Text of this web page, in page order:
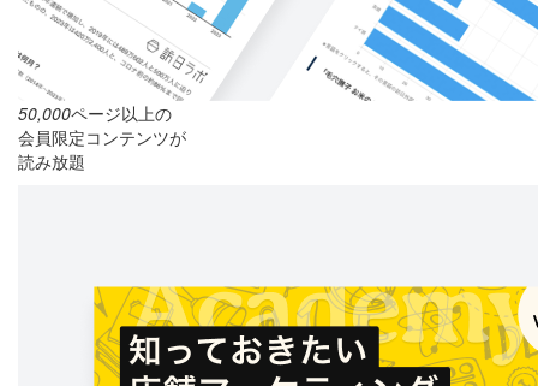
50,000ページ以上の
会員限定コンテンツが
読み放題